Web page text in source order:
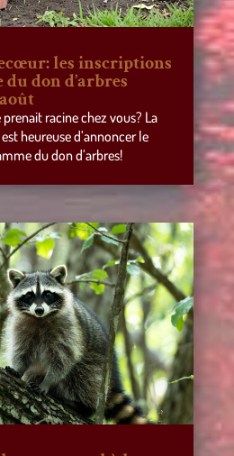
les inscriptions
don d’arbres
racine chez vous? La
heureuse d’annoncer le
du don d’arbres!